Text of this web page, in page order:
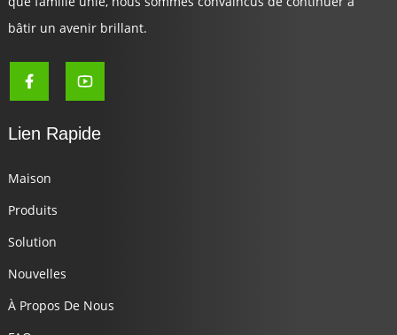
bâtir un avenir brillant.
Lien Rapide
Maison
Produits
Solution
Nouvelles
À Propos De Nous